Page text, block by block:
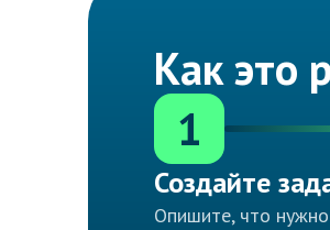
Как это
1
Создайте
Опишите, что